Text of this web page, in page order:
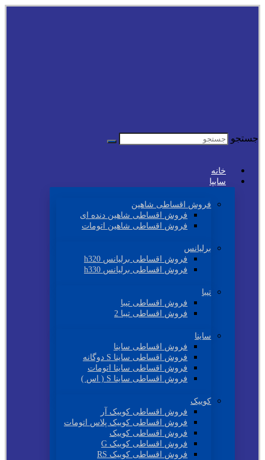
جستجو
خانه
سایپا
فروش اقساطی شاهین
فروش اقساطی شاهین دنده ای
فروش اقساطی شاهین اتومات
برلیانس
فروش اقساطی برلیانس h320
فروش اقساطی برلیانس h330
تیبا
فروش اقساطی تیبا
فروش اقساطی تیبا 2
ساینا
فروش اقساطی ساینا
فروش اقساطی ساینا S دوگانه
فروش اقساطی ساینا اتومات
فروش اقساطی ساینا S ( اس )
کوییک
فروش اقساطی کوییک آر
فروش اقساطی کوییک پلاس اتومات
فروش اقساطی کوییک
فروش اقساطی کوییک G
فروش اقساطی کوییک RS